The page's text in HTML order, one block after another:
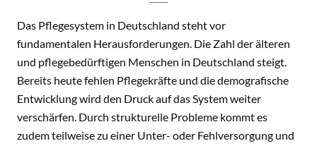
Das Pflegesystem in Deutschland steht vor
fundamentalen Herausforderungen. Die Zahl der älteren
und pflegebedürftigen Menschen in Deutschland steigt.
Bereits heute fehlen Pflegekräfte und die demografische
Entwicklung wird den Druck auf das System weiter
verschärfen. Durch strukturelle Probleme kommt es
zudem teilweise zu einer Unter- oder Fehlversorgung und